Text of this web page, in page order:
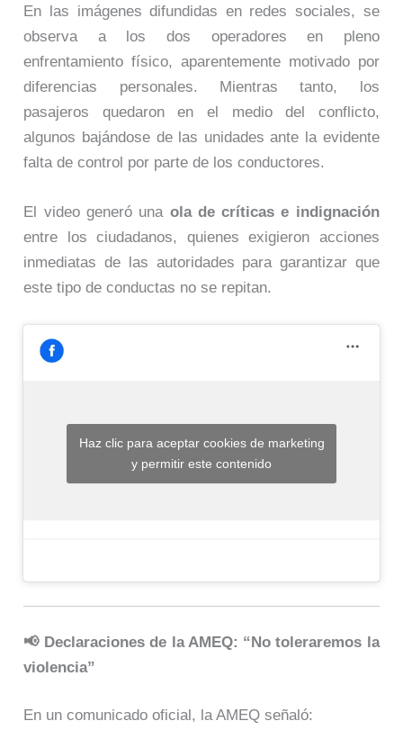
En las imágenes difundidas en redes sociales, se
observa a los dos operadores en pleno
enfrentamiento físico, aparentemente motivado por
diferencias personales. Mientras tanto, los
pasajeros quedaron en el medio del conflicto,
algunos bajándose de las unidades ante la evidente
falta de control por parte de los conductores.
El video generó una ola de críticas e indignación
entre los ciudadanos, quienes exigieron acciones
inmediatas de las autoridades para garantizar que
este tipo de conductas no se repitan.
Haz clic para aceptar cookies de marketing
y permitir este contenido
📢 Declaraciones de la AMEQ: “No toleraremos la
violencia”
En un comunicado oficial, la AMEQ señaló: